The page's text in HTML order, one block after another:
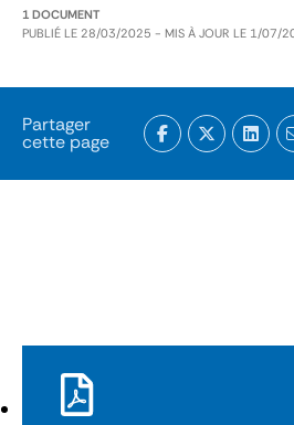
1 DOCUMENT
PUBLIÉ LE 28/03/2025 - MIS À JOUR LE 1/07/
Partager
cette page